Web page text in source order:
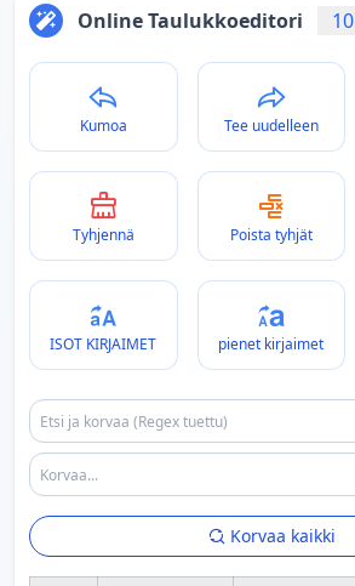
Online Taulukkoeditori 10
Kumoa Tee uudelleen
Tyhjennä Poista tyhjät
ISOT KIRJAIMET pienet kirjaimet
Korvaa kaikki